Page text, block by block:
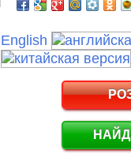
English